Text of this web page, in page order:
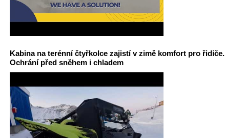
Kabina na terénní čtyřkolce zajistí v zimě komfort pro řidiče.
Ochrání před sněhem i chladem